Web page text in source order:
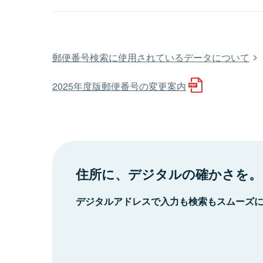
郵便番号検索に使用されているデータについて
2025年度版郵便番号の変更案内
住所に、デジタルの確かさを。
デジタルアドレスで入力も検索もスムーズ